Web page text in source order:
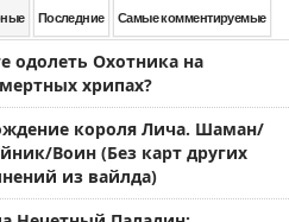
Последние Самые комментируемые
одолеть Охотника на
хрипах?
короля Лича. Шаман/
Воин (Без карт других
из вайлда)